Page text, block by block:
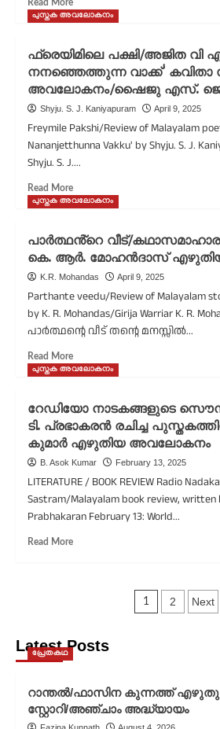
Read More
പുസ്തക അവലോകനം
ഫ്രെയിമിലെ പക്ഷി/അജിത വി
നനഞ്ഞെത്തുന്ന വാക്ക്’ കവിതാ
അവലോകനം/ഷൈജു എസ്. ജെ.
Shyju. S. J. Kaniyapuram April 9, 2025
Freymile Pakshi/Review of Malayalam
Nananjetthunna Vakku' by Shyju. S. J.
Shyju. S. J....
Read More
പുസ്തക അവലോകനം
പാർത്ഥൻ്റെ വീട്/
കെ. ആർ. മോഹൻദാസ്
K.R. Mohandas April 9, 2025
Parthante veedu/Review of Malayalam
by K. R. Mohandas/Girija Warriar K. R.
പാർത്ഥൻ്റെ വീട് തന്റെ മനസ്സില്‍...
Read More
പുസ്തക അവലോകനം
റേഡിയോ നാടകങ്ങളുടെ
ടി. പ്രഭാകരൻ രചിച്ച
കുമാർ എഴുതിയ അവലോകനം
B. Asok Kumar February 13, 2025
LITERATURE / BOOK REVIEW Radio
Sastram/Malayalam book review, written
Prabhakaran February 13: World...
Read More
1 2 Next
Latest Posts
പ്രേതകഥ
റാന്തൽ/ഫാസിന കുന്നത്ത്
സ്റ്റോറി/അഞ്ചാം അദ്ധ്യായം